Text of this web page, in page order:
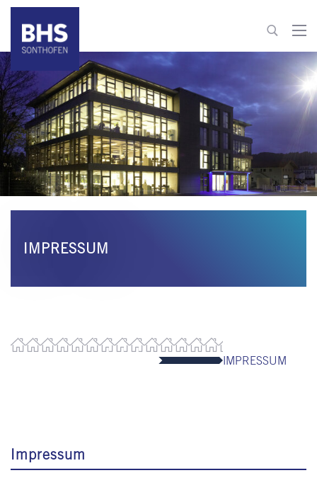
+49 8321 6099-0
info@bhs-sonthofen.de
zum Kontakt
IMPRESSUM
IMPRESSUM
Impressum